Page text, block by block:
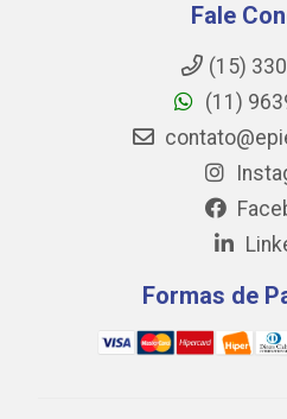
Fale
(15)
(11)
Formas de